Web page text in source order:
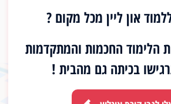
און ליין מכל מקום ?
הלימוד החכמות והמתקדמות
בכיתה גם מהבית !